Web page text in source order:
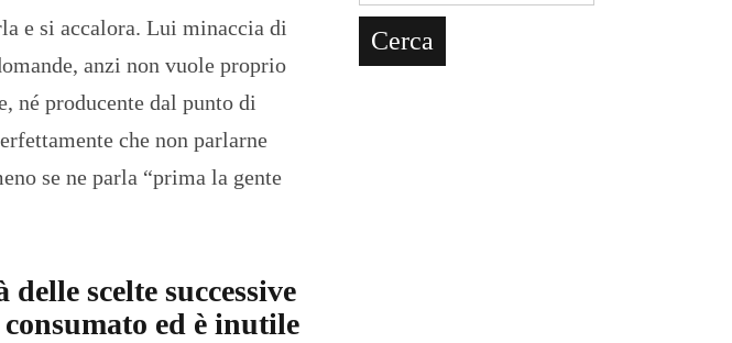
e si accalora. Lui minaccia di
anzi non vuole proprio
né producente dal punto di
che non parlarne
se ne parla “prima la gente
scelte successive
ed è inutile